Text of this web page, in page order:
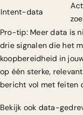
Intent-data
Pro-tip: Meer data is
drie signalen die het
koopbereidheid in
op één sterke,
bericht vol met feiten
Bekijk ook data-